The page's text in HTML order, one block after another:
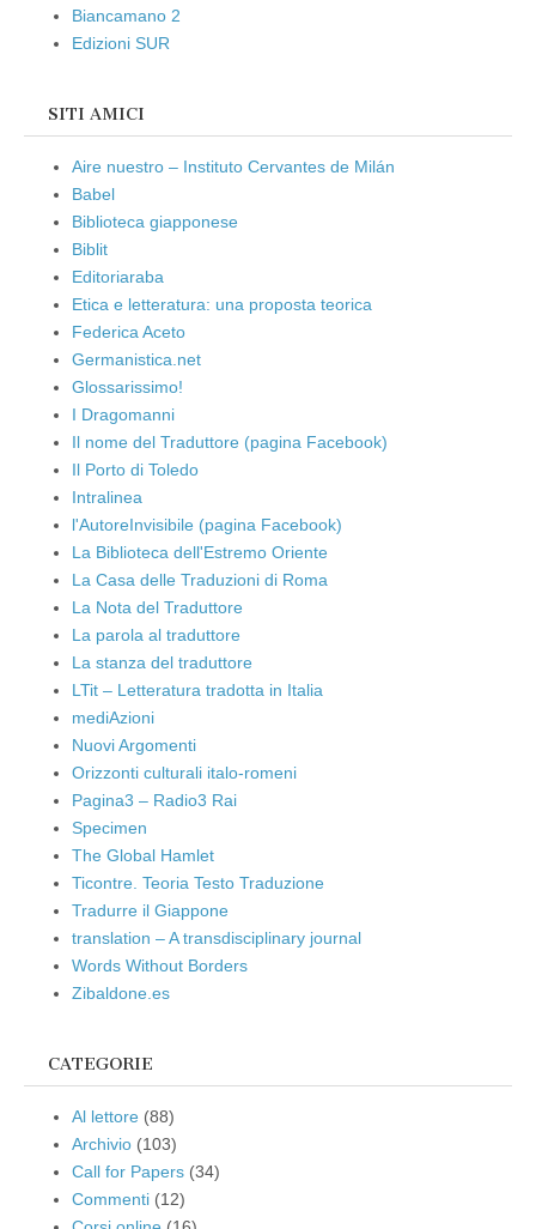
Biancamano 2
Edizioni SUR
SITI AMICI
Aire nuestro – Instituto Cervantes de Milán
Babel
Biblioteca giapponese
Biblit
Editoriaraba
Etica e letteratura: una proposta teorica
Federica Aceto
Germanistica.net
Glossarissimo!
I Dragomanni
Il nome del Traduttore (pagina Facebook)
Il Porto di Toledo
Intralinea
l'AutoreInvisibile (pagina Facebook)
La Biblioteca dell'Estremo Oriente
La Casa delle Traduzioni di Roma
La Nota del Traduttore
La parola al traduttore
La stanza del traduttore
LTit – Letteratura tradotta in Italia
mediAzioni
Nuovi Argomenti
Orizzonti culturali italo-romeni
Pagina3 – Radio3 Rai
Specimen
The Global Hamlet
Ticontre. Teoria Testo Traduzione
Tradurre il Giappone
translation – A transdisciplinary journal
Words Without Borders
Zibaldone.es
CATEGORIE
Al lettore (88)
Archivio (103)
Call for Papers (34)
Commenti (12)